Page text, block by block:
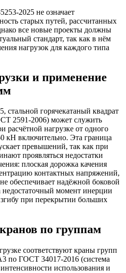
2025 не означает
старых путей, рассчитанных
все новые проекты должны
стандарт, так как в нём
нагрузок для каждого типа
и применение
стальной горячекатаный квадрат
2591-2006) может служить
расчётной нагрузке от одного
кН включительно. Эта граница
превышений, так как при
проявляться недостатки
плоская дорожка качения
контактных напряжений,
обеспечивает надёжной боковой
момент инерции
при перекрытии больших
по группам
соответствуют краны групп
по ГОСТ 34017-2016 (система
использования и